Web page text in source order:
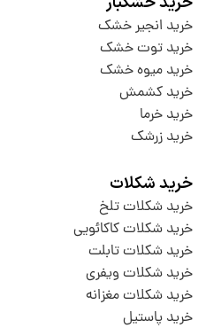
خرید انجیر خشک
خرید توت خشک
خرید میوه خشک
خرید کشمش
خرید خرما
خرید زرشک
خرید شکلات
خرید شکلات تلخ
خرید شکلات کاکائویی
خرید شکلات تابلت
خرید شکلات ویفری
خرید شکلات مغزانه
خرید پاستیل